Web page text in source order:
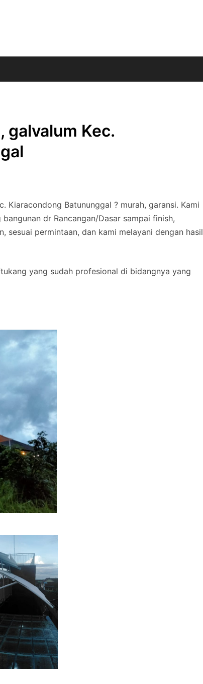
galvalum Kec.
Kiaracondong Batununggal ? murah, garansi. Kami
dr Rancangan/Dasar sampai finish,
sesuai permintaan, dan kami melayani dengan hasil
yang sudah profesional di bidangnya yang